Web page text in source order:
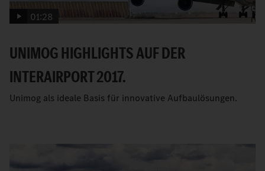
01:28
UNIMOG HIGHLIGHTS AUF DER
INTERAIRPORT 2017.
Unimog als ideale Basis für innovative Aufbaulösungen.